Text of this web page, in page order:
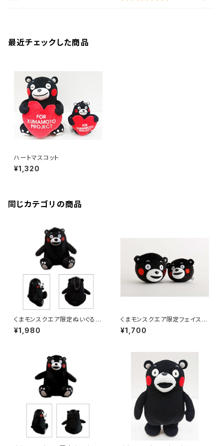
最近チェックした商品
ハートマスコット
¥1,320
同じカテゴリの商品
くまモンスクエア限定ぬいぐるみ
キーホルダー「くまモン」
¥1,980
くまモンスクエア限定フェイスキ
ーホルダー「くまモン」
¥1,700